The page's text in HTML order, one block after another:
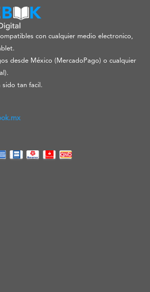
con cualquier medio electronico,
desde México (MercadoPago) o cualquier
sido tan facil.